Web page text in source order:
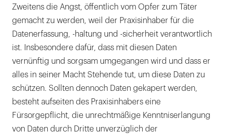
Zweitens die Angst, öffentlich vom Opfer zum Täter
gemacht zu werden, weil der Praxisinhaber für die
Datenerfassung, -haltung und -sicherheit verantwortlich
ist. Insbesondere dafür, dass mit diesen Daten
vernünftig und sorgsam umgegangen wird und dass er
alles in seiner Macht Stehende tut, um diese Daten zu
schützen. Sollten dennoch Daten gekapert werden,
besteht aufseiten des Praxisinhabers eine
Fürsorgepflicht, die unrechtmäßige Kenntniserlangung
von Daten durch Dritte unverzüglich der